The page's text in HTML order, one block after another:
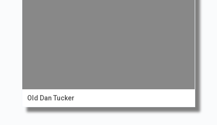
Old Dan Tucker